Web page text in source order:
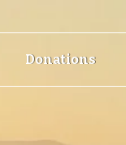
Donations